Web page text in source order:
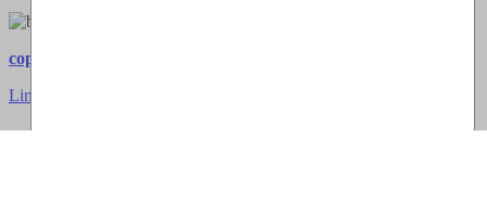
copyright © StorEdit CMS & Shopsoftware
Link zur klassischen Website